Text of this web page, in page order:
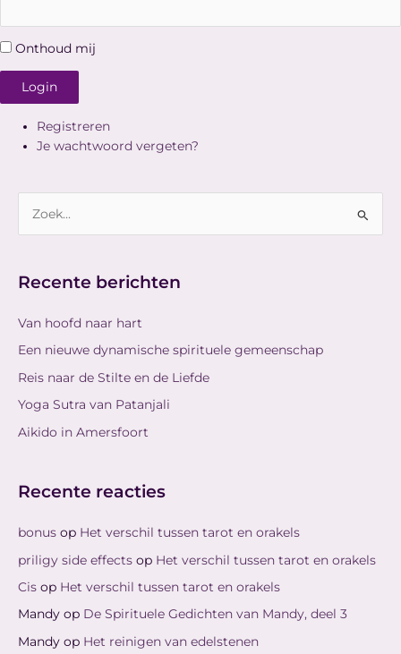
Onthoud mij
Login
Registreren
Je wachtwoord vergeten?
k
r
Recente berichten
Van hoofd naar hart
Een nieuwe dynamische spirituele gemeenschap
Reis naar de Stilte en de Liefde
Yoga Sutra van Patanjali
Aikido in Amersfoort
Recente reacties
bonus op Het verschil tussen tarot en orakels
priligy side effects op Het verschil tussen tarot en orakels
Cis op Het verschil tussen tarot en orakels
Mandy op De Spirituele Gedichten van Mandy, deel 3
Mandy op Het reinigen van edelstenen